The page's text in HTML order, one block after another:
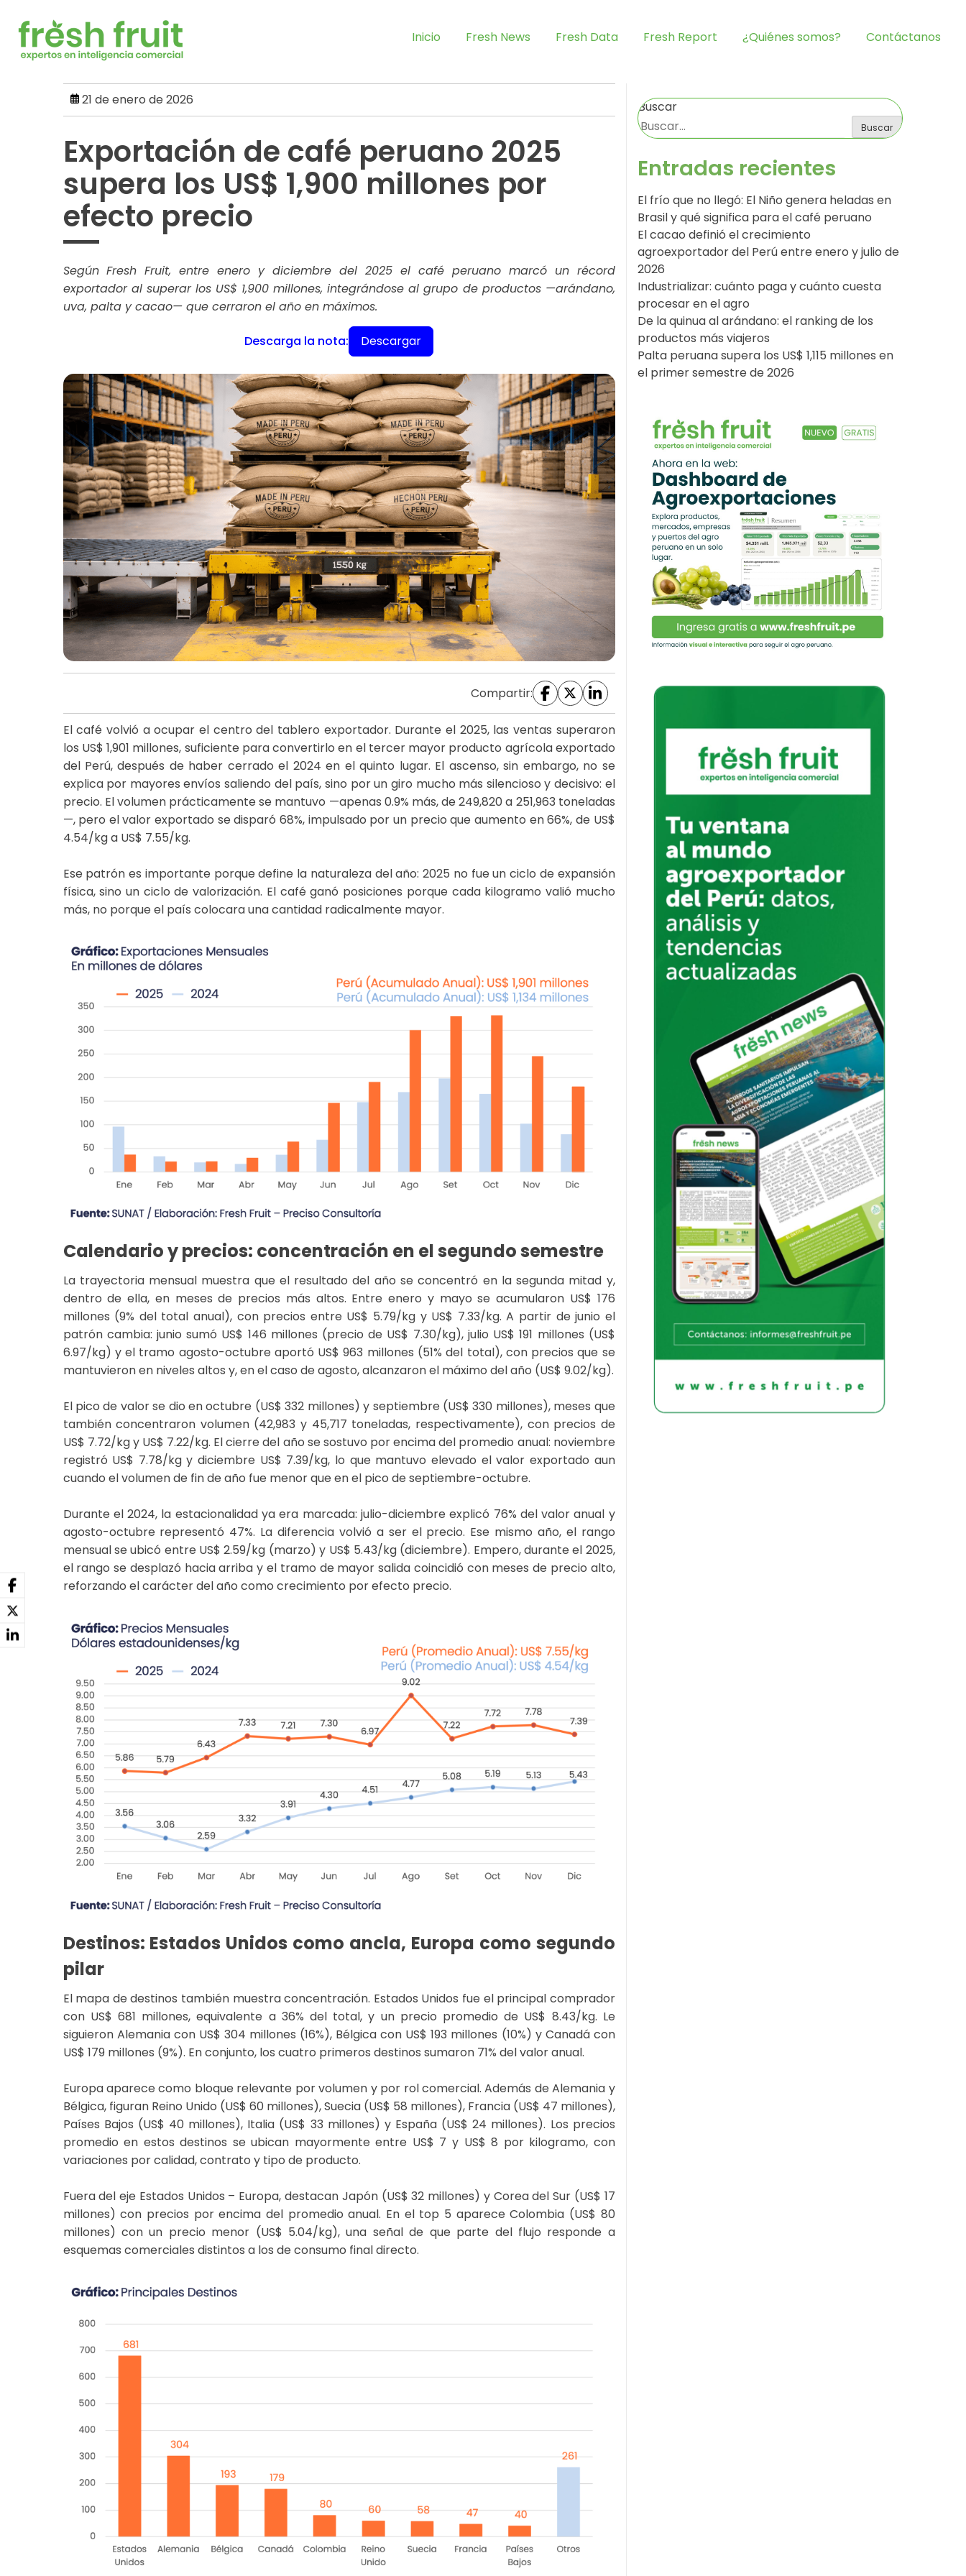
content
Inicio Fresh News Fresh Data Fresh Report ¿Quiénes somos? Contáctanos
21 de enero de 2026
Exportación de café peruano 2025
supera los US$ 1,900 millones por
efecto precio
Según Fresh Fruit, entre enero y diciembre del 2025 el café peruano marcó un récord
exportador al superar los US$ 1,900 millones, integrándose al grupo de productos —arándano,
uva, palta y cacao— que cerraron el año en máximos.
Descarga la nota: Descargar
Compartir:
El café volvió a ocupar el centro del tablero exportador. Durante el 2025, las ventas superaron
los US$ 1,901 millones, suficiente para convertirlo en el tercer mayor producto agrícola exportado
del Perú, después de haber cerrado el 2024 en el quinto lugar. El ascenso, sin embargo, no se
explica por mayores envíos saliendo del país, sino por un giro mucho más silencioso y decisivo: el
precio. El volumen prácticamente se mantuvo —apenas 0.9% más, de 249,820 a 251,963 toneladas
—, pero el valor exportado se disparó 68%, impulsado por un precio que aumento en 66%, de US$
4.54/kg a US$ 7.55/kg.
Ese patrón es importante porque define la naturaleza del año: 2025 no fue un ciclo de expansión
física, sino un ciclo de valorización. El café ganó posiciones porque cada kilogramo valió mucho
más, no porque el país colocara una cantidad radicalmente mayor.
Calendario y precios: concentración en el segundo semestre
La trayectoria mensual muestra que el resultado del año se concentró en la segunda mitad y,
dentro de ella, en meses de precios más altos. Entre enero y mayo se acumularon US$ 176
millones (9% del total anual), con precios entre US$ 5.79/kg y US$ 7.33/kg. A partir de junio el
patrón cambia: junio sumó US$ 146 millones (precio de US$ 7.30/kg), julio US$ 191 millones (US$
6.97/kg) y el tramo agosto-octubre aportó US$ 963 millones (51% del total), con precios que se
mantuvieron en niveles altos y, en el caso de agosto, alcanzaron el máximo del año (US$ 9.02/kg).
El pico de valor se dio en octubre (US$ 332 millones) y septiembre (US$ 330 millones), meses que
también concentraron volumen (42,983 y 45,717 toneladas, respectivamente), con precios de
US$ 7.72/kg y US$ 7.22/kg. El cierre del año se sostuvo por encima del promedio anual: noviembre
registró US$ 7.78/kg y diciembre US$ 7.39/kg, lo que mantuvo elevado el valor exportado aun
cuando el volumen de fin de año fue menor que en el pico de septiembre-octubre.
Durante el 2024, la estacionalidad ya era marcada: julio-diciembre explicó 76% del valor anual y
agosto-octubre representó 47%. La diferencia volvió a ser el precio. Ese mismo año, el rango
mensual se ubicó entre US$ 2.59/kg (marzo) y US$ 5.43/kg (diciembre). Empero, durante el 2025,
el rango se desplazó hacia arriba y el tramo de mayor salida coincidió con meses de precio alto,
reforzando el carácter del año como crecimiento por efecto precio.
Destinos: Estados Unidos como ancla, Europa como segundo
pilar
El mapa de destinos también muestra concentración. Estados Unidos fue el principal comprador
con US$ 681 millones, equivalente a 36% del total, y un precio promedio de US$ 8.43/kg. Le
siguieron Alemania con US$ 304 millones (16%), Bélgica con US$ 193 millones (10%) y Canadá con
US$ 179 millones (9%). En conjunto, los cuatro primeros destinos sumaron 71% del valor anual.
Europa aparece como bloque relevante por volumen y por rol comercial. Además de Alemania y
Bélgica, figuran Reino Unido (US$ 60 millones), Suecia (US$ 58 millones), Francia (US$ 47 millones),
Países Bajos (US$ 40 millones), Italia (US$ 33 millones) y España (US$ 24 millones). Los precios
promedio en estos destinos se ubican mayormente entre US$ 7 y US$ 8 por kilogramo, con
variaciones por calidad, contrato y tipo de producto.
Fuera del eje Estados Unidos – Europa, destacan Japón (US$ 32 millones) y Corea del Sur (US$ 17
millones) con precios por encima del promedio anual. En el top 5 aparece Colombia (US$ 80
millones) con un precio menor (US$ 5.04/kg), una señal de que parte del flujo responde a
esquemas comerciales distintos a los de consumo final directo.
Buscar
Buscar
Entradas recientes
El frío que no llegó: El Niño genera heladas en
Brasil y qué significa para el café peruano
El cacao definió el crecimiento
agroexportador del Perú entre enero y julio de
2026
Industrializar: cuánto paga y cuánto cuesta
procesar en el agro
De la quinua al arándano: el ranking de los
productos más viajeros
Palta peruana supera los US$ 1,115 millones en
el primer semestre de 2026